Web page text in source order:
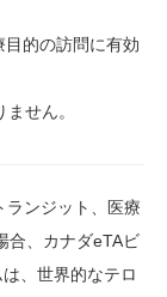
的の訪問に有効
せん。
ランジット、医療
合、カナダeTAビ
、世界的なテロ